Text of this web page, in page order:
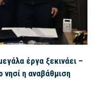
έργα ξεκινάει –
νησί η αναβάθμιση